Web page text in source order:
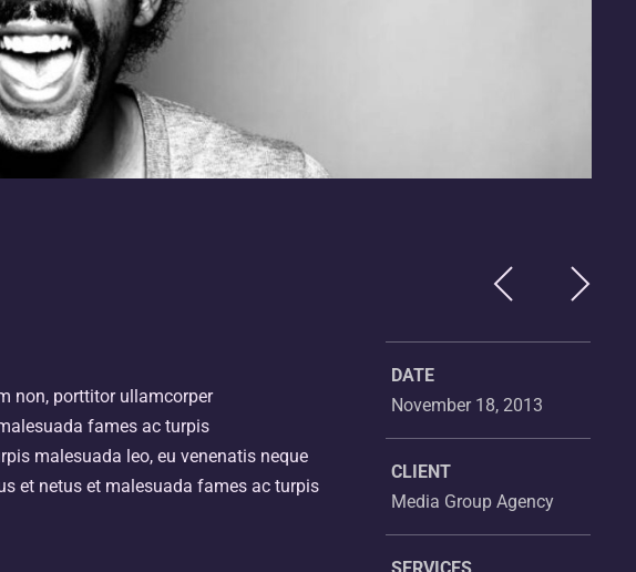
DATE
November 18, 2013
CLIENT
Media Group Agency
non, porttitor ullamcorper
fames ac turpis
malesuada leo, eu venenatis neque
et netus et malesuada fames ac turpis